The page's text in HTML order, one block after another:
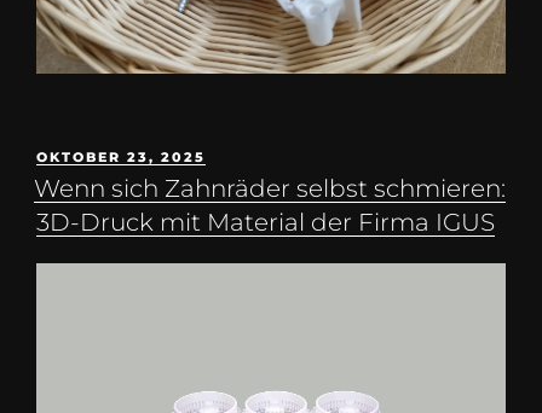
OKTOBER 23, 2025
Wenn sich Zahnräder selbst schmieren:
3D-Druck mit Material der Firma IGUS